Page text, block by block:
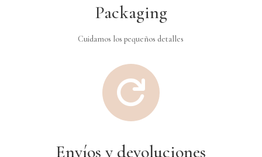
Packaging
Cuidamos los pequeños detalles

Envíos y devoluciones